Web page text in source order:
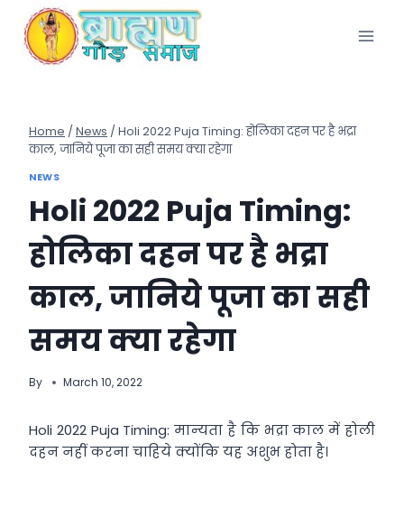
content
Home / News / Holi 2022 Puja Timing: होलिका दहन पर है भद्रा
काल, जानिये पूजा का सही समय क्‍या रहेगा
NEWS
Holi 2022 Puja Timing:
होलिका दहन पर है भद्रा
काल, जानिये पूजा का सही
समय क्‍या रहेगा
By March 10, 2022
Holi 2022 Puja Timing: मान्‍यता है कि भद्रा काल में होली
दहन नहीं करना चाहिये क्‍योंकि यह अशुभ होता है।